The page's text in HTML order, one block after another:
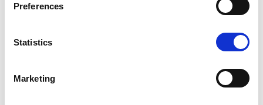
Preferences
Statistics
Marketing